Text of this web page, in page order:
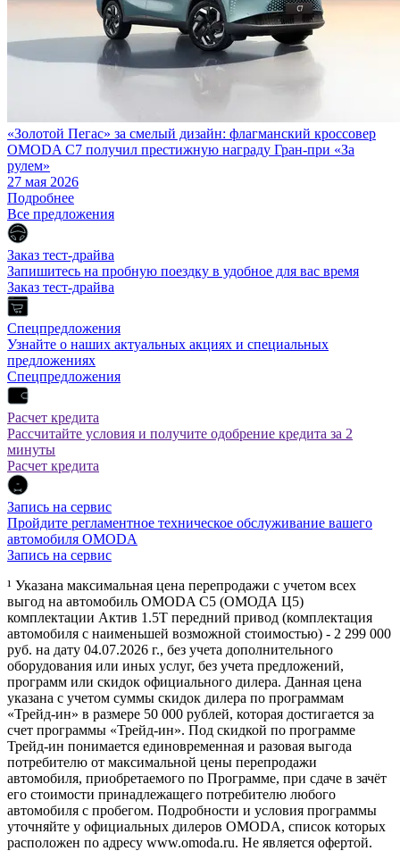
«Золотой Пегас» за смелый дизайн: флагманский кроссовер
OMODA C7 получил престижную награду Гран-при «За
рулем»
27 мая 2026
Подробнее
Все предложения
Заказ тест-драйва
Запишитесь на пробную поездку в удобное для вас время
Заказ тест-драйва
Спецпредложения
Узнайте о наших актуальных акциях и специальных
предложениях
Спецпредложения
Расчет кредита
Рассчитайте условия и получите одобрение кредита за 2
минуты
Расчет кредита
Запись на сервис
Пройдите регламентное техническое обслуживание вашего
автомобиля OMODA
Запись на сервис
¹ Указана максимальная цена перепродажи с учетом всех
выгод на автомобиль OMODA C5 (ОМОДА Ц5)
комплектации Актив 1.5Т передний привод (комплектация
автомобиля с наименьшей возможной стоимостью) - 2 299 000
руб. на дату 04.07.2026 г., без учета дополнительного
оборудования или иных услуг, без учета предложений,
программ или скидок официального дилера. Данная цена
указана с учетом суммы скидок дилера по программам
«Трейд-ин» в размере 50 000 рублей, которая достигается за
счет программы «Трейд-ин». Под скидкой по программе
Трейд-ин понимается единовременная и разовая выгода
потребителю от максимальной цены перепродажи
автомобиля, приобретаемого по Программе, при сдаче в зачёт
его стоимости принадлежащего потребителю любого
автомобиля с пробегом. Подробности и условия программы
уточняйте у официальных дилеров OMODA, список которых
расположен по адресу www.omoda.ru. Не является офертой.